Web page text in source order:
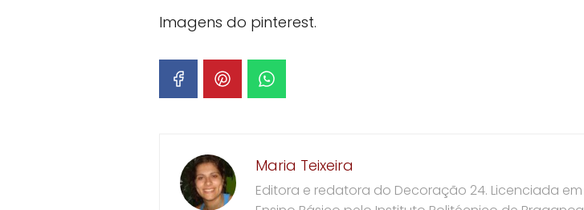
Imagens do pinterest.
Maria Teixeira
Editora e redatora do Decoração 24. Licenciada em